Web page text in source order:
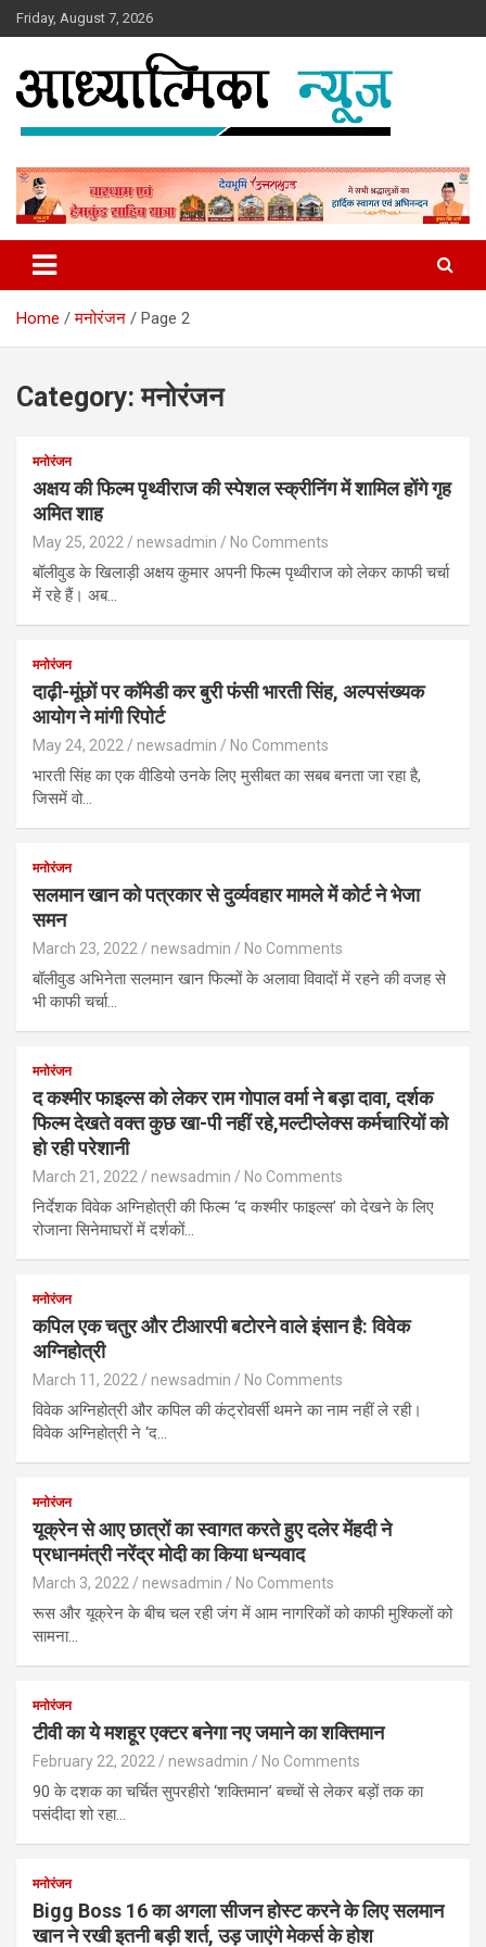
Skip
to
Friday, August 7, 2026
Aadhyatmika News
Home मनोरंजन Page 2
Category:मनोरंजन
मनोरंजन
अक्षय की फिल्म पृथ्वीराज की स्पेशल स्क्रीनिंग में शामिल होंगे गृह
अमित शाह
May 25, 2022 newsadmin No Comments
बॉलीवुड के खिलाड़ी अक्षय कुमार अपनी फिल्म पृथ्वीराज को लेकर काफी चर्चा
में रहे हैं। अब…
मनोरंजन
दाढ़ी-मूंछों पर कॉमेडी कर बुरी फंसी भारती सिंह, अल्पसंख्यक
आयोग ने मांगी रिपोर्ट
May 24, 2022 newsadmin No Comments
भारती सिंह का एक वीडियो उनके लिए मुसीबत का सबब बनता जा रहा है,
जिसमें वो…
मनोरंजन
सलमान खान को पत्रकार से दुर्व्यवहार मामले में कोर्ट ने भेजा
समन
March 23, 2022 newsadmin No Comments
बॉलीवुड अभिनेता सलमान खान फिल्मों के अलावा विवादों में रहने की वजह से
भी काफी चर्चा…
मनोरंजन
द कश्मीर फाइल्स को लेकर राम गोपाल वर्मा ने बड़ा दावा, दर्शक
फिल्म देखते वक्त कुछ खा-पी नहीं रहे,मल्टीप्लेक्स कर्मचारियों को
हो रही परेशानी
March 21, 2022 newsadmin No Comments
निर्देशक विवेक अग्निहोत्री की फिल्म ‘द कश्मीर फाइल्स’ को देखने के लिए
रोजाना सिनेमाघरों में दर्शकों…
मनोरंजन
कपिल एक चतुर और टीआरपी बटोरने वाले इंसान है: विवेक
अग्निहोत्री
March 11, 2022 newsadmin No Comments
विवेक अग्निहोत्री और कपिल की कंट्रोवर्सी थमने का नाम नहीं ले रही।
विवेक अग्निहोत्री ने ‘द…
मनोरंजन
यूक्रेन से आए छात्रों का स्वागत करते हुए दलेर मेंहदी ने
प्रधानमंत्री नरेंद्र मोदी का किया धन्यवाद
March 3, 2022 newsadmin No Comments
रूस और यूक्रेन के बीच चल रही जंग में आम नागरिकों को काफी मुश्किलों को
सामना…
मनोरंजन
टीवी का ये मशहूर एक्टर बनेगा नए जमाने का शक्तिमान
February 22, 2022 newsadmin No Comments
90 के दशक का चर्चित सुपरहीरो ‘शक्तिमान’ बच्चों से लेकर बड़ों तक का
पसंदीदा शो रहा…
मनोरंजन
Bigg Boss 16 का अगला सीजन होस्ट करने के लिए सलमान
खान ने रखी इतनी बड़ी शर्त, उड़ जाएंगे मेकर्स के होश